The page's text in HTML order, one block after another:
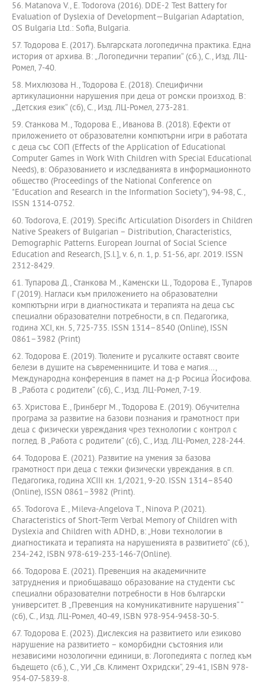
56. Matanova V., E. Todorova (2016). DDE-2 Test Battery for
Evaluation of Dyslexia of Development—Bulgarian Adaptation,
OS Bulgaria Ltd.: Sofia, Bulgaria.
57. Тодорова Е. (2017). Българската логопедична практика. Една
история от архива. В: „Логопедични терапии“ (сб.), С., Изд. ЛЦ-
Ромел, 7-40.
58. Михлюзова Н., Тодорова Е. (2018). Специфични
артикулационни нарушения при деца от ромски произход. В:
„Детския език“ (сб), С., Изд. ЛЦ-Ромел, 273-281.
59. Станкова М., Тодорова Е., Иванова В. (2018). Ефекти от
приложението от образователни компютърни игри в работата
с деца със СОП (Effects of the Application of Educational
Computer Games in Work With Children with Special Educational
Needs), в: Образованието и изследванията в информационното
общество (Proceedings of the National Conference on
"Education and Research in the Information Society"), 94-98, С.,
ISSN 1314-0752.
60. Todorova, E. (2019). Specific Articulation Disorders in Children
Native Speakers of Bulgarian – Distribution, Characteristics,
Demographic Patterns. European Journal of Social Science
Education and Research, [S.l.], v. 6, n. 1, p. 51-56, apr. 2019. ISSN
2312-8429.
61. Тупарова Д., Станкова М., Каменски Ц., Тодорова Е., Тупаров
Г (2019). Нагласи към приложението на образователни
компютърни игри в диагностиката и терапията на деца със
специални образователни потребности, в сп. Педагогика,
година XCI, кн. 5, 725-735. ISSN 1314–8540 (Online), ISSN
0861–3982 (Print)
62. Тодорова Е. (2019). Тюлените и русалките оставят своите
белези в душите на съвременниците. И това е магия…,
Международна конференция в памет на д-р Росица Йосифова.
В „Работа с родители“ (сб), С., Изд. ЛЦ-Ромел, 7-19.
63. Христова Е., Гринберг М., Тодорова Е. (2019). Обучителна
програма за развитие на базови познания и грамотност при
деца с физически увреждания чрез технологии с контрол с
поглед. В „Работа с родители“ (сб), С., Изд. ЛЦ-Ромел, 228-244.
64. Тодорова Е. (2021). Развитие на умения за базова
грамотност при деца с тежки физически увреждания. в сп.
Педагогика, година XCIII кн. 1/2021, 9-20. ISSN 1314–8540
(Online), ISSN 0861–3982 (Print).
65. Todorova E., Mileva-Angelova T., Ninova P. (2021).
Characteristics of Short-Term Verbal Memory of Children with
Dyslexia and Children with ADHD, в: „Нови технологии в
диагностиката и терапията на нарушенията в развитието“ (сб.),
234-242, ISBN 978-619-233-146-7(Online).
66. Тодорова Е. (2021). Превенция на академичните
затруднения и приобщаващо образование на студенти със
специални образователни потребности в Нов български
университет. В „Превенция на комуникативните нарушения“ “
(сб), С., Изд. ЛЦ-Ромел, 40-49, ISBN 978-954-9458-30-5.
67. Тодорова Е. (2023). Дислексия на развитието или езиково
нарушение на развитието – коморбидни състояния или
независими нозологични единици, в: Логопедията с поглед към
бъдещето (сб.), С., УИ „Св. Климент Охридски“, 29-41, ISBN 978-
954-07-5839-8.